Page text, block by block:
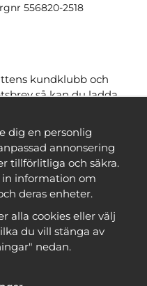
556820-2518
kundklubb och
så kan du ladda
få många
Du ser vilka som
inloggad
dig en personlig
annonsering
tillförlitliga och säkra.
information om
deras enheter.
alla cookies eller välj
du vill stänga av
nedan.